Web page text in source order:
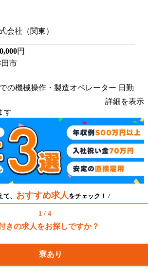
会社（関東）
円
市
の機械操作・製造オペレーター 日勤
詳細を表示
す
、 おすすめ求人 をチェック！ /
1 / 4
きの求人をお探しですか？
寮あり